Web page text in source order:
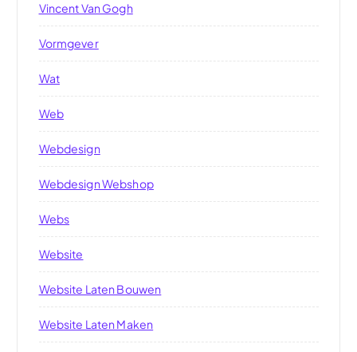
Vincent Van Gogh
Vormgever
Wat
Web
Webdesign
Webdesign Webshop
Webs
Website
Website Laten Bouwen
Website Laten Maken